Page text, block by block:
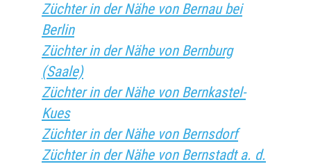
Züchter in der Nähe von Bernau bei
Berlin
Züchter in der Nähe von Bernburg
(Saale)
Züchter in der Nähe von Bernkastel-
Kues
Züchter in der Nähe von Bernsdorf
Züchter in der Nähe von Bernstadt a. d.